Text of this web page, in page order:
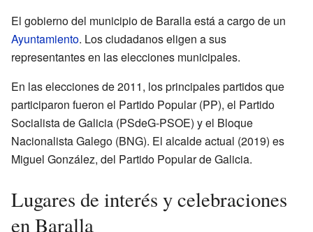
El gobierno del municipio de Baralla está a cargo de un
Ayuntamiento. Los ciudadanos eligen a sus
representantes en las elecciones municipales.
En las elecciones de 2011, los principales partidos que
participaron fueron el Partido Popular (PP), el Partido
Socialista de Galicia (PSdeG-PSOE) y el Bloque
Nacionalista Galego (BNG). El alcalde actual (2019) es
Miguel González, del Partido Popular de Galicia.
Lugares de interés y celebraciones
en Baralla